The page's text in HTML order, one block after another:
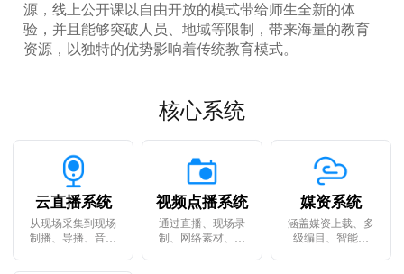
源，线上公开课以自由开放的模式带给师生全新的体
验，并且能够突破人员、地域等限制，带来海量的教育
资源，以独特的优势影响着传统教育模式。
核心系统
云直播系统
从现场采集到现场
制播、导播、音控
视频点播系统
通过直播、现场录
制、网络素材、媒
媒资系统
涵盖媒资上载、多
级编目、智能检